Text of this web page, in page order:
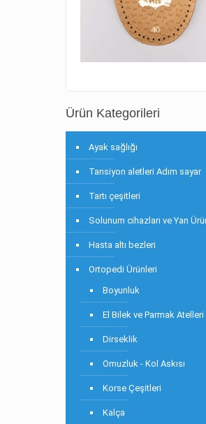
Ürün Kategorileri
Ayak sağlığı
Tansiyon aletleri Adım sayar
Tartı çeşitleri
Solunum cihazları ve Yan
Hasta altı bezleri
Ortopedi Ürünleri
Boyunluk
El Bilek ve Parmak Atelleri
Dirseklik
Omuzluk - Kol Askısı
Korse Çeşitleri
Kalça